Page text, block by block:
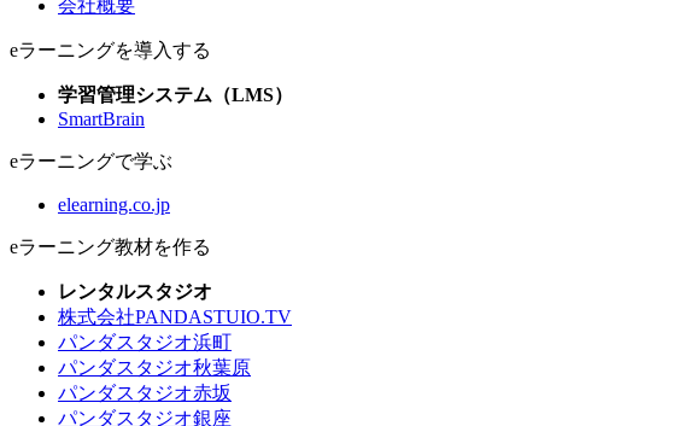
会社概要
eラーニングを導入する
学習管理システム（LMS）
SmartBrain
eラーニングで学ぶ
elearning.co.jp
eラーニング教材を作る
レンタルスタジオ
株式会社PANDASTUIO.TV
パンダスタジオ浜町
パンダスタジオ秋葉原
パンダスタジオ赤坂
パンダスタジオ銀座